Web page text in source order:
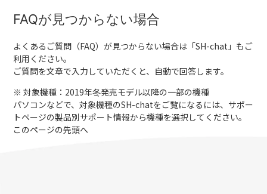
FAQが見つからない場合
よくあるご質問（FAQ）が見つからない場合は「SH-chat 」もご
利用ください。
ご質問を文章で入力していただくと、自動で回答します。
※ 対象機種：2019年冬発売モデル以降の一部の機種
パソコンなどで、対象機種のSH-chatをご覧になるには、サポー
トページの製品別サポート情報から機種を選択してください。
このページの先頭へ